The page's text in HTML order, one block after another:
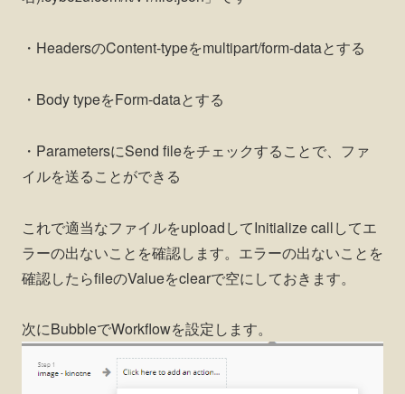
・HeadersのContent-typeをmultipart/form-dataとする
・Body typeをForm-dataとする
・ParametersにSend fileをチェックすることで、ファ
イルを送ることができる
これで適当なファイルをuploadしてInitialize callしてエ
ラーの出ないことを確認します。エラーの出ないことを
確認したらfileのValueをclearで空にしておきます。
次にBubbleでWorkflowを設定します。